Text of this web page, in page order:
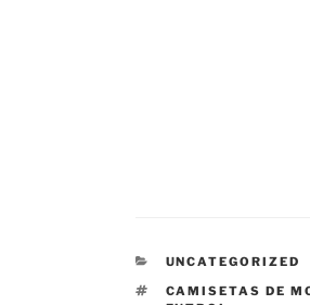
CATEGORÍAS
UNCATEGORIZED
ETIQUETAS
CAMISETAS DE